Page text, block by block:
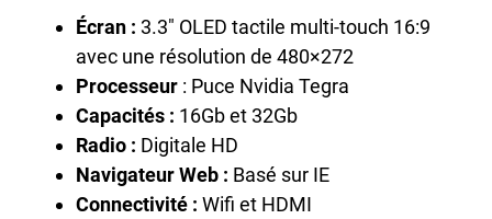
Écran : 3.3″ OLED tactile multi-touch 16:9
avec une résolution de 480×272
Processeur : Puce Nvidia Tegra
Capacités : 16Gb et 32Gb
Radio : Digitale HD
Navigateur Web : Basé sur IE
Connectivité : Wifi et HDMI